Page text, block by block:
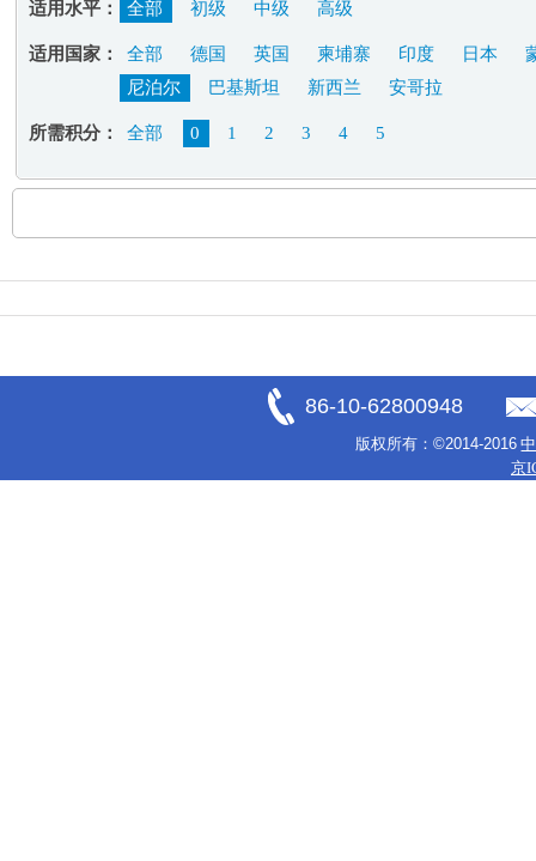
适用水平： 全部 初级 中级 高级
适用国家： 全部 德国 英国 柬埔寨 印度 日本
尼泊尔
巴基斯坦 新西兰 安哥拉
所需积分： 全部 0 1 2 3 4 5
86-10-62800948
版权所有：©2014-2016
京